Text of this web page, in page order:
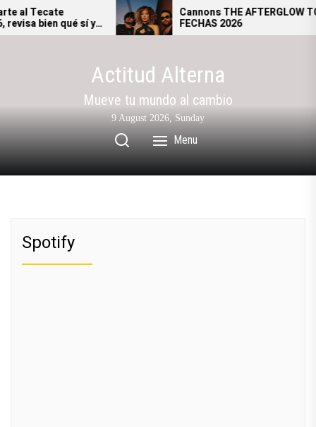
Skip
to
al Tecate
bien qué sí y
al festival.
Cannons THE AFTERGLOW
FECHAS 2026
Actitud Alterna
Mueve tu mundo al cambio
9 August 2026, Sunday
Menu
Spotify